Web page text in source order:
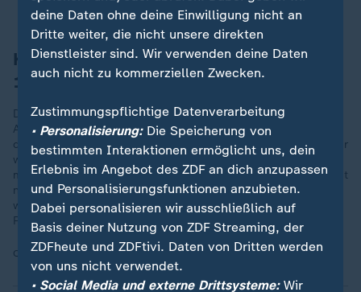
Konrad Adenauer (Oktober 1950 - März
1966)
Der von 1950 bis 1966 amtierende Vorsitzende Konrad
Adenauer führte die CDU mit harter Hand. Der Mitbegründer
der CDU im Rheinland prägte als Parteichef und Bundeskanzler
wie kein anderer die Bundesrepublik der Nachkriegsjahre,
machte sich durch seinen autoritären Führungsstil jedoch nicht
nur Freunde. Nachdem er 1963 aus dem Kanzleramt gedrängt
worden war, klammerte er sich noch bis Ende 1965 an den
Parteivorsitz.
Quelle:dpa
deine Daten ohne deine Einwilligung nicht an
Dritte weiter, die nicht unsere direkten
Dienstleister sind. Wir verwenden deine Daten
auch nicht zu kommerziellen Zwecken.
Zustimmungspflichtige Datenverarbeitung
• Personalisierung:Die Speicherung von
bestimmten Interaktionen ermöglicht uns, dein
Erlebnis im Angebot des ZDF an dich anzupassen
und Personalisierungsfunktionen anzubieten.
Dabei personalisieren wir ausschließlich auf
Basis deiner Nutzung von ZDF Streaming, der
ZDFheute und ZDFtivi. Daten von Dritten werden
von uns nicht verwendet.
• Social Media und externe Drittsysteme:Wir